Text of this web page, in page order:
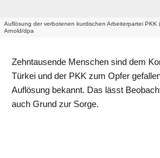
Auflösung der verbotenen kurdischen Arbeiterpartei PKK
Arnold/dpa
Zehntausende Menschen sind dem
Türkei und der PKK zum Opfer
Auflösung bekannt. Das lässt
auch Grund zur Sorge.